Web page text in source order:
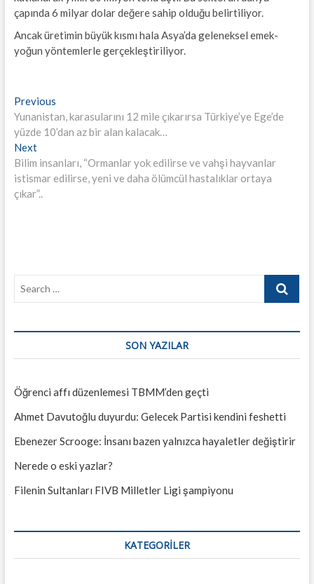
çapında 6 milyar dolar değere sahip olduğu belirtiliyor.
Ancak üretimin büyük kısmı hala Asya’da geleneksel emek-
yoğun yöntemlerle gerçekleştiriliyor.
Yazı
gezinmesi
PreviousPrevious
post:
Yunanistan, karasularını 12 mile çıkarırsa Türkiye’ye Ege’de
yüzde 10’dan az bir alan kalacak…
NextNext
post:
Bilim insanları, “Ormanlar yok edilirse ve vahşi hayvanlar
istismar edilirse, yeni ve daha ölümcül hastalıklar ortaya
çıkar”..
Search
SON YAZILAR
Öğrenci affı düzenlemesi TBMM’den geçti
Ahmet Davutoğlu duyurdu: Gelecek Partisi kendini feshetti
Ebenezer Scrooge: İnsanı bazen yalnızca hayaletler değiştirir
Nerede o eski yazlar?
Filenin Sultanları FIVB Milletler Ligi şampiyonu
KATEGORILER